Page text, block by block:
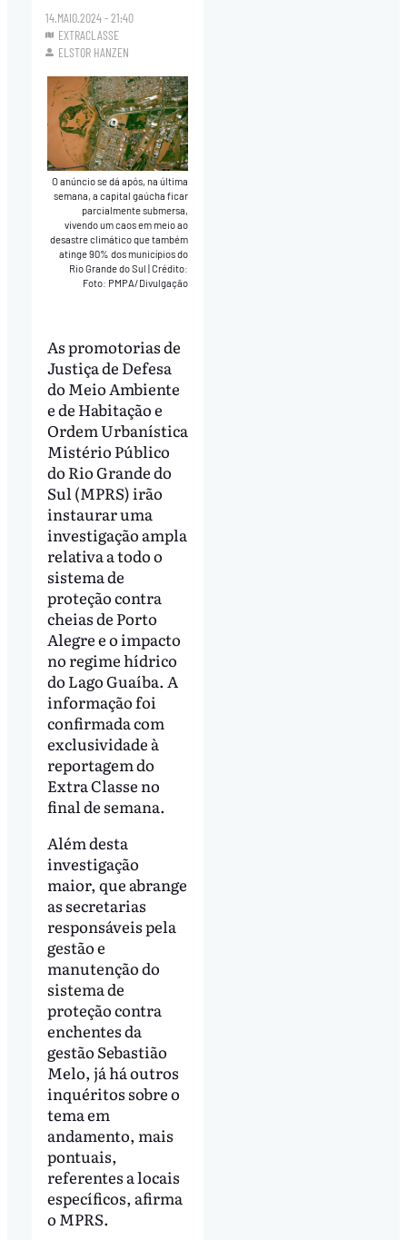
14.MAIO.2024 - 21:40
EXTRACLASSE
ELSTOR HANZEN
O anúncio se dá após, na última
semana, a capital gaúcha ficar
parcialmente submersa,
vivendo um caos em meio ao
desastre climático que também
atinge 90% dos municípios do
Rio Grande do Sul|Crédito:
Foto: PMPA/Divulgação
As promotorias de
Justiça de Defesa
do Meio Ambiente
e de Habitação e
Ordem Urbanística
Mistério Público
do Rio Grande do
Sul (MPRS) irão
instaurar uma
investigação ampla
relativa a todo o
sistema de
proteção contra
cheias de Porto
Alegre e o impacto
no regime hídrico
do Lago Guaíba. A
informação foi
confirmada com
exclusividade à
reportagem do
Extra Classe no
final de semana.
Além desta
investigação
maior, que abrange
as secretarias
responsáveis pela
gestão e
manutenção do
sistema de
proteção contra
enchentes da
gestão Sebastião
Melo, já há outros
inquéritos sobre o
tema em
andamento, mais
pontuais,
referentes a locais
específicos, afirma
o MPRS.